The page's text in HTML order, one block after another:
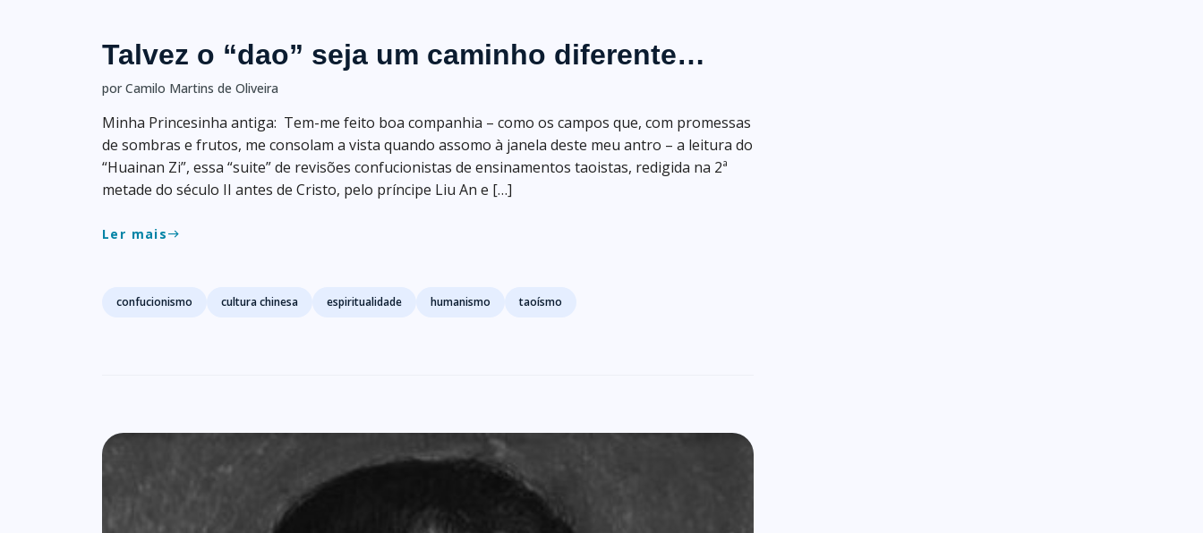
Talvez o “dao” seja um caminho diferente…
por Camilo Martins de Oliveira
Minha Princesinha antiga: Tem-me feito boa companhia – como os campos que, com promessas
de sombras e frutos, me consolam a vista quando assomo à janela deste meu antro – a leitura do
“Huainan Zi”, essa “suite” de revisões confucionistas de ensinamentos taoistas, redigida na 2ª
metade do século II antes de Cristo, pelo príncipe Liu An e […]
Ler maiseast
Tags
confucionismo cultura chinesa espiritualidade humanismo taoísmo